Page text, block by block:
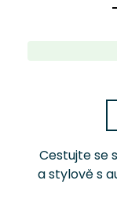
Cestujte se
a stylově s